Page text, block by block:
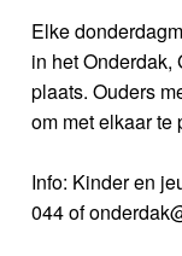
Elke
in het Onderdak,
plaats. Ouders
om met elkaar te
Info: Kinder en
044 of